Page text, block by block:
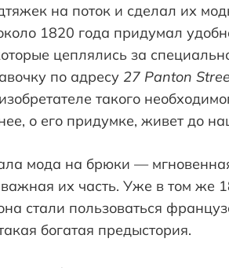
на поток и сделал их
1820 года придумал
цеплялись за
по адресу 27 Panton
такого
о его придумке, живет до
мода на брюки —
их часть. Уже в том же
стали пользоваться
богатая предыстория.